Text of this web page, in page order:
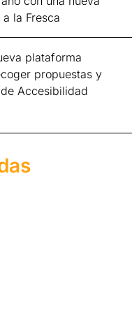
la Fresca
plataforma
propuestas y
Accesibilidad